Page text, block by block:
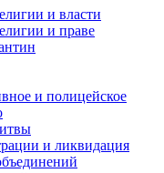
и власти
и праве
и полицейское
и ликвидация